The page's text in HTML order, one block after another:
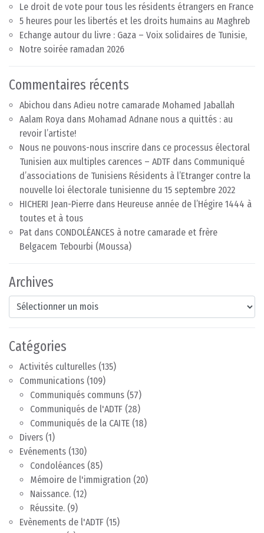
Le droit de vote pour tous les résidents étrangers en France
5 heures pour les libertés et les droits humains au Maghreb
Echange autour du livre : Gaza – Voix solidaires de Tunisie,
Notre soirée ramadan 2026
Commentaires récents
Abichou dans Adieu notre camarade Mohamed Jaballah
Aalam Roya dans Mohamad Adnane nous a quittés : au
revoir l’artiste!
Nous ne pouvons-nous inscrire dans ce processus électoral
Tunisien aux multiples carences – ADTF dans Communiqué
d’associations de Tunisiens Résidents à l’Etranger contre la
nouvelle loi électorale tunisienne du 15 septembre 2022
HICHERI Jean-Pierre dans Heureuse année de l’Hégire 1444 à
toutes et à tous
Pat dans CONDOLÉANCES à notre camarade et frère
Belgacem Tebourbi (Moussa)
Archives
Archives
Catégories
Activités culturelles (135)
Communications (109)
Communiqués communs (57)
Communiqués de l'ADTF (28)
Communiqués de la CAITE (18)
Divers (1)
Evénements (130)
Condoléances (85)
Mémoire de l'immigration (20)
Naissance. (12)
Réussite. (9)
Evènements de l'ADTF (15)